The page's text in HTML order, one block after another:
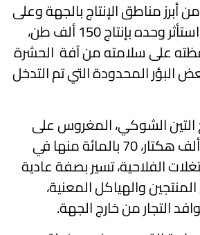
أبرز مناطق الإنتاج بالجهة وعلى
المستوى الوطني، استأثر وحده بإنتاج 150 ألف طن،
على سلامته من آفة الحشرة
البؤر المحدودة التي تم التدخل
التين الشوكي، المغروس على
مساحة تقارب 100 ألف هكتار، 70 بالمائة منها في
الفلاحية، تسير بصفة عادية
والهياكل المعنية،
التجار من خارج الجهة.